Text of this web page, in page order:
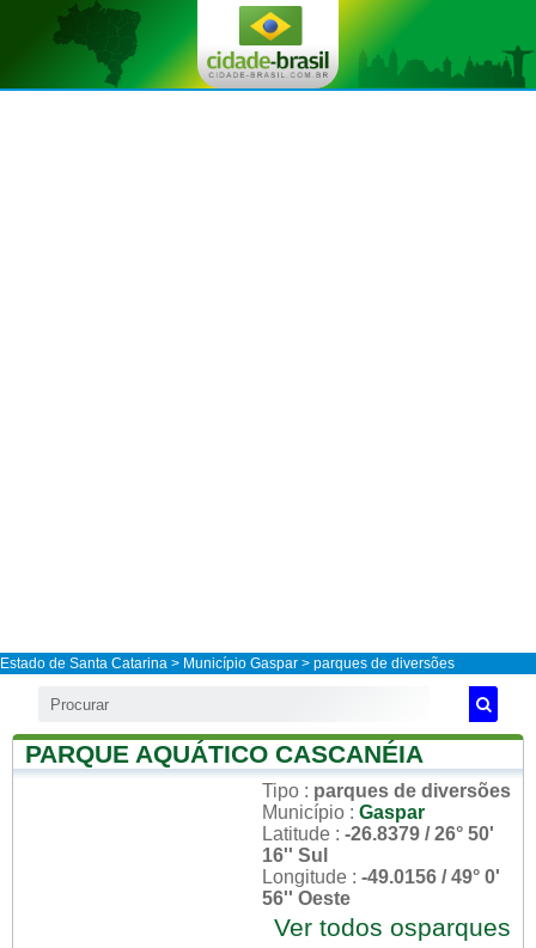
Estado de Santa Catarina > Município Gaspar > parques de diversões
PARQUE AQUÁTICO CASCANÉIA
Tipo : parques de diversões
Município : Gaspar
Latitude : -26.8379 / 26° 50'
16'' Sul
Longitude : -49.0156 / 49° 0'
56'' Oeste
Ver todos osparques